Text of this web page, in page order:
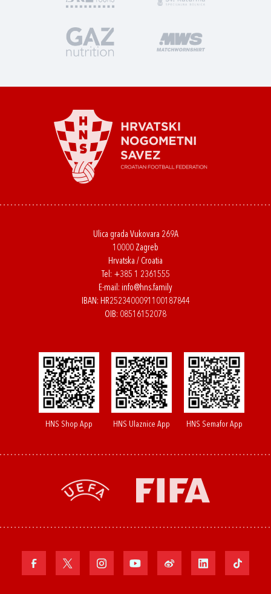
Ulica grada Vukovara 269A
10000 Zagreb
Hrvatska / Croatia
Tel: +385 1 2361555
E-mail: info@hns.family
IBAN: HR2523400091100187844
OIB: 08516152078
HNS Shop App HNS Ulaznice App HNS Semafor App